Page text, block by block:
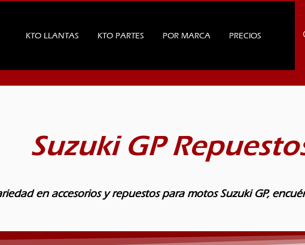
KTO LLANTAS KTO PARTES POR MARCA PRECIOS
Suzuki GP
en accesorios y repuestos para motos Suzuki GP,